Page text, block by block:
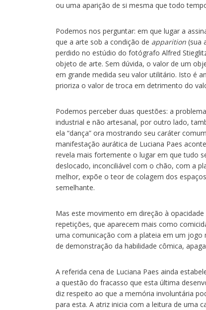
ou uma aparição de si mesma que todo
Podemos nos perguntar: em que lugar a
que a arte sob a condição de apparition (sua
perdido no estúdio do fotógrafo Alfred
objeto de arte. Sem dúvida, o valor de um
em grande medida seu valor utilitário. Isto é
prioriza o valor de troca em detrimento do
Podemos perceber duas questões: a
industrial e não artesanal, por outro lado,
ela “dança” ora mostrando seu caráter
manifestação aurática de Luciana Paes
revela mais fortemente o lugar em que tudo
deslocado, inconciliável com o chão, com a
melhor, expõe o teor de colagem dos
semelhante.
Mas este movimento em direção à
repetições, que aparecem mais como
uma comunicação com a plateia em um
de demonstração da habilidade cômica,
A referida cena de Luciana Paes ainda
a questão do fracasso que esta última
diz respeito ao que a memória involuntária
para esta. A atriz inicia com a leitura de uma